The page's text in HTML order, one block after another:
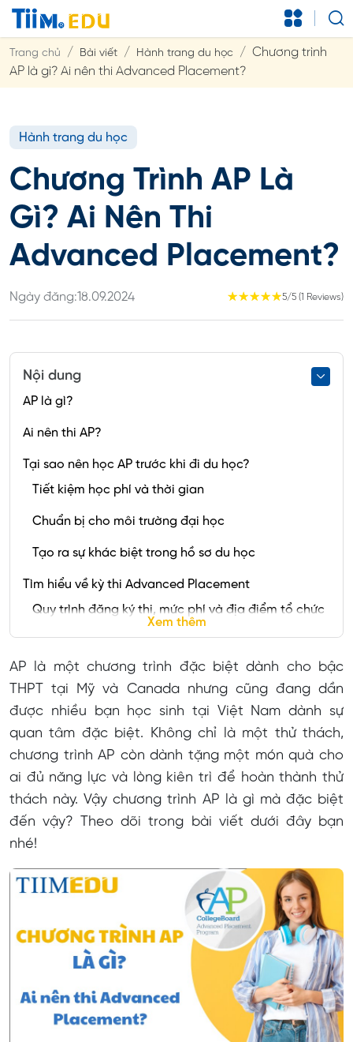
Trang chủ Bài viết Hành trang du học
Chương trình
AP là gì? Ai nên thi Advanced Placement?
Hành trang du học
Chương Trình AP Là
Gì? Ai Nên Thi
Advanced Placement?
Ngày đăng:18.09.2024 ☆
☆
☆
☆
☆ 5/5 (1 Reviews)
Nội dung
AP là gì?
Ai nên thi AP?
Tại sao nên học AP trước khi đi du học?
Tiết kiệm học phí và thời gian
Chuẩn bị cho môi trường đại học
Tạo ra sự khác biệt trong hồ sơ du học
Tìm hiểu về kỳ thi Advanced Placement
Quy trình đăng ký thi, mức phí và địa điểm tổ chức
Nội dung bài thi
Thang điểm thi
Advanced Placement khác gì GCE A-Level?
Mức độ phổ biến
Đối tượng
Số môn học
Phương pháp đánh giá
Điểm số
Xem thêm
AP là một chương trình đặc biệt dành cho bậc
THPT tại Mỹ và Canada nhưng cũng đang dần
được nhiều bạn học sinh tại Việt Nam dành sự
quan tâm đặc biệt. Không chỉ là một thử thách,
chương trình AP còn dành tặng một món quà cho
ai đủ năng lực và lòng kiên trì để hoàn thành thử
thách này. Vậy chương trình AP là gì mà đặc biệt
đến vậy? Theo dõi trong bài viết dưới đây bạn
nhé!